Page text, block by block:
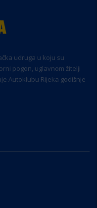
udruga u koju su
pogon, uglavnom žitelji
Autoklubu Rijeka godišnje